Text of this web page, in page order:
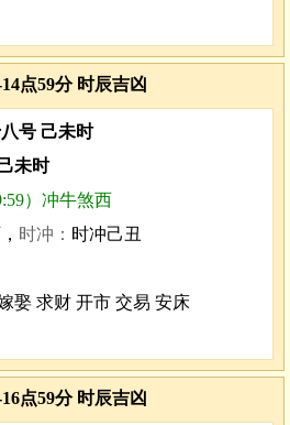
点59分 时辰吉凶
号 己未时
未时
）冲牛煞西
时冲： 时冲己丑
娶 求财 开市 交易 安床
点59分 时辰吉凶